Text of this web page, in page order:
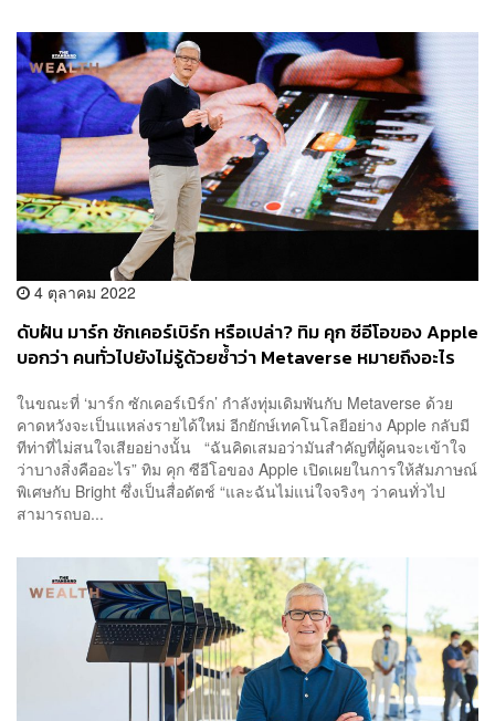
4 ตุลาคม 2022
ดับฝัน มาร์ก ซักเคอร์เบิร์ก หรือเปล่า? ทิม คุก ซีอีโอของ Apple
บอกว่า คนทั่วไปยังไม่รู้ด้วยซ้ำว่า Metaverse หมายถึงอะไร
ในขณะที่ ‘มาร์ก ซักเคอร์เบิร์ก’ กำลังทุ่มเดิมพันกับ Metaverse ด้วย
คาดหวังจะเป็นแหล่งรายได้ใหม่ อีกยักษ์เทคโนโลยีอย่าง Apple กลับมี
ทีท่าที่ไม่สนใจเสียอย่างนั้น “ฉันคิดเสมอว่ามันสำคัญที่ผู้คนจะเข้าใจ
ว่าบางสิ่งคืออะไร” ทิม คุก ซีอีโอของ Apple เปิดเผยในการให้สัมภาษณ์
พิเศษกับ Bright ซึ่งเป็นสื่อดัตช์ “และฉันไม่แน่ใจจริงๆ ว่าคนทั่วไป
สามารถบอ...